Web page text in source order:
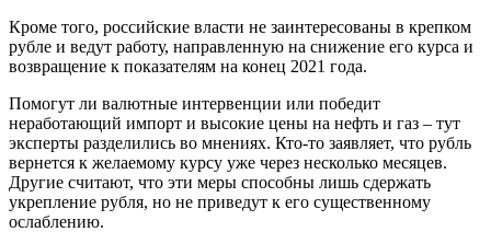
Кроме того, российские власти не заинтересованы в крепком
рубле и ведут работу, направленную на снижение его курса и
возвращение к показателям на конец 2021 года.
Помогут ли валютные интервенции или победит
неработающий импорт и высокие цены на нефть и газ – тут
эксперты разделились во мнениях. Кто-то заявляет, что рубль
вернется к желаемому курсу уже через несколько месяцев.
Другие считают, что эти меры способны лишь сдержать
укрепление рубля, но не приведут к его существенному
ослаблению.